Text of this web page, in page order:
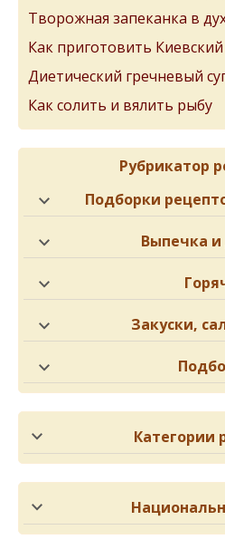
Творожная запеканка в
Как приготовить
Диетический гречневый
Как солить и вялить рыбу
Рубрикатор
Подборки
Выпечка
Закуски,
Категории